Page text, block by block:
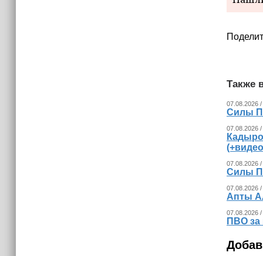
Также
07.08.2026
Силы
07.08.2026
07.08.2026
Силы
07.08.2026
Апты
07.08.2026
ПВО за